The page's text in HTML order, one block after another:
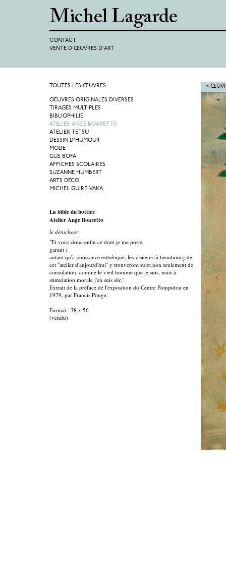
CONTACT
VENTE D'ŒUVRES D'ART
<
TOUTES LES ŒUVRES
OEUVRES ORIGINALES DIVERSES
TIRAGES MULTIPLES
BIBLIOPHILIE
ATELIER ANGE BOARETTO
ATELIER TETSU
DESSIN D'HUMOUR
MODE
GUS BOFA
AFFICHES SCOLAIRES
SUZANNE HUMBERT
ARTS DÉCO
MICHEL GUIRÉ-VAKA
La bible du bottier
Atelier Ange Boaretto
le dénicheur
"Et voici donc enfin ce dont je me porte
garant :
autant qu'à jouissance esthétique, les visiteurs à beaubourg de
cet "atelier d'aujourd'hui" y trouveront sujet non seulement de
consolation, comme le vieil homme que je suis, mais à
stimulation morale j'en suis sûr."
Extrait de la préface de l'exposition du Centre Pompidou en
1979, par Francis Ponge.
Format : 38 x 56
(vendu)